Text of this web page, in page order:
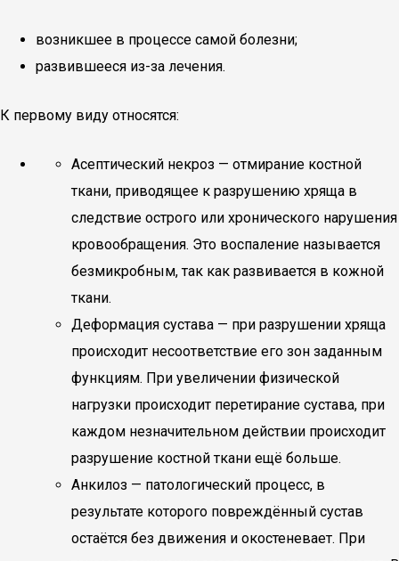
возникшее в процессе самой болезни;
развившееся из-за лечения.
К первому виду относятся:
Асептический некроз — отмирание костной
ткани, приводящее к разрушению хряща в
следствие острого или хронического нарушения
кровообращения. Это воспаление называется
безмикробным, так как развивается в кожной
ткани.
Деформация сустава — при разрушении хряща
происходит несоответствие его зон заданным
функциям. При увеличении физической
нагрузки происходит перетирание сустава, при
каждом незначительном действии происходит
разрушение костной ткани ещё больше.
Анкилоз — патологический процесс, в
результате которого повреждённый сустав
остаётся без движения и окостеневает. При